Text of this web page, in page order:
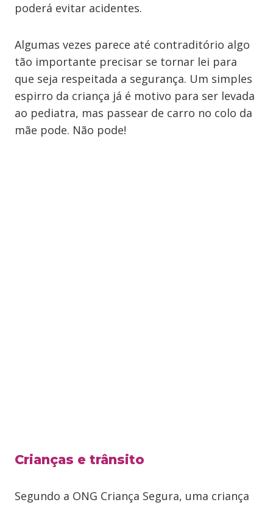
poderá evitar acidentes.
Algumas vezes parece até contraditório algo
tão importante precisar se tornar lei para
que seja respeitada a segurança. Um simples
espirro da criança já é motivo para ser levada
ao pediatra, mas passear de carro no colo da
mãe pode. Não pode!
Crianças e trânsito
Segundo a ONG Criança Segura, uma criança